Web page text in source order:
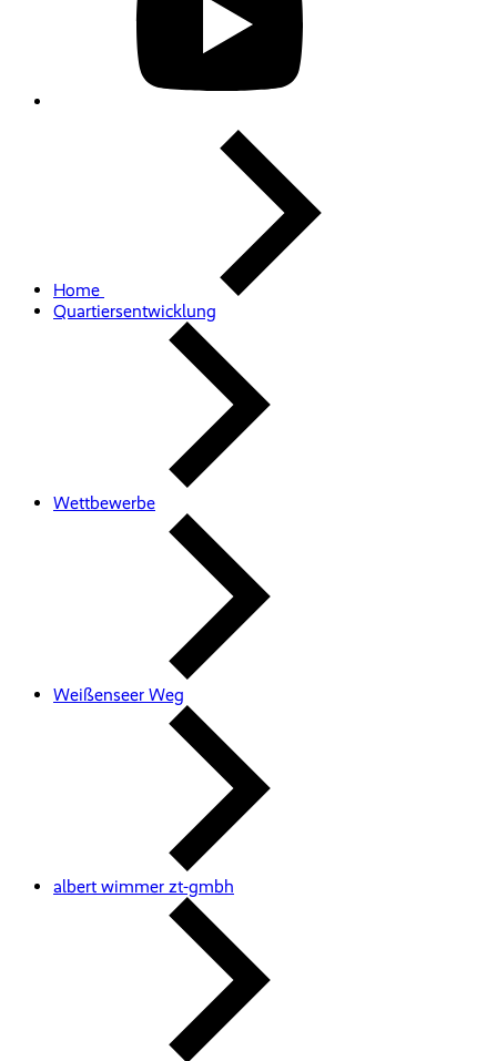
Home
Quartiersentwicklung
Wettbewerbe
Weißenseer Weg
albert wimmer zt-gmbh